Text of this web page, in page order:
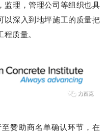
监理，管理公司等组织也具
以深入到地坪施工的质量把
质量。
赞助商名单确认环节，在